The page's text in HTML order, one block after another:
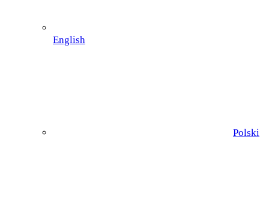
English
Polski